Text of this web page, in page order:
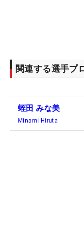
はおのずと最終戦
プリコーカップ」
って、優勝すれば
りゃあ選手はみん
関連する選手プ
蛭田 みな美
Minami Hiruta